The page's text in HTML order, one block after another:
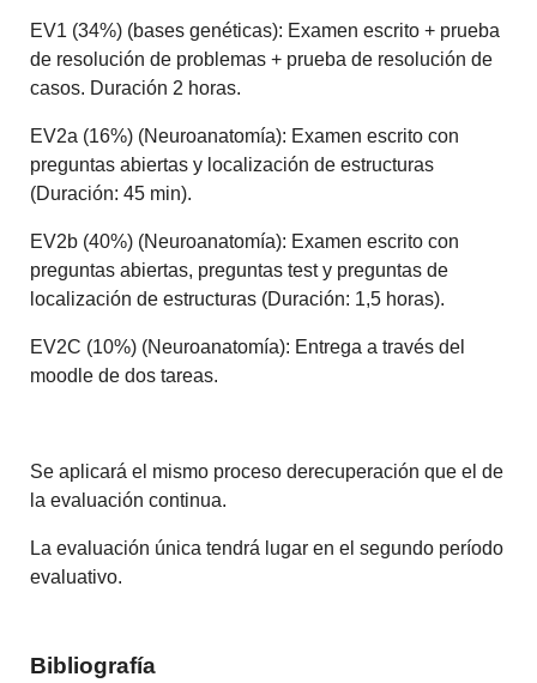
EV1 (34%) (bases genéticas): Examen escrito + prueba
de resolución de problemas + prueba de resolución de
casos. Duración 2 horas.
EV2a (16%) (Neuroanatomía): Examen escrito con
preguntas abiertas y localización de estructuras
(Duración: 45 min).
EV2b (40%) (Neuroanatomía): Examen escrito con
preguntas abiertas, preguntas test y preguntas de
localización de estructuras (Duración: 1,5 horas).
EV2C (10%) (Neuroanatomía): Entrega a través del
moodle de dos tareas.
Se aplicará el mismo proceso derecuperación que el de
la evaluación continua.
La evaluación única tendrá lugar en el segundo período
evaluativo.
Bibliografía